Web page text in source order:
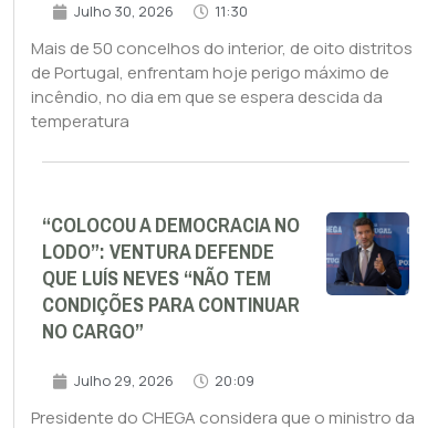
Julho 30, 2026 11:30
Mais de 50 concelhos do interior, de oito distritos
de Portugal, enfrentam hoje perigo máximo de
incêndio, no dia em que se espera descida da
temperatura
“COLOCOU A DEMOCRACIA NO
LODO”: VENTURA DEFENDE
QUE LUÍS NEVES “NÃO TEM
CONDIÇÕES PARA CONTINUAR
NO CARGO”
Julho 29, 2026 20:09
Presidente do CHEGA considera que o ministro da